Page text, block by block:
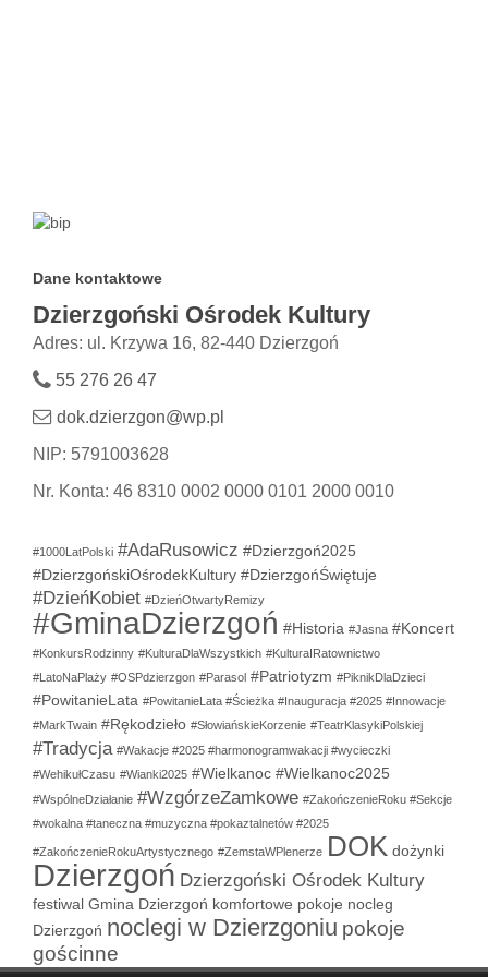
Dane kontaktowe
Dzierzgoński Ośrodek Kultury
Adres: ul. Krzywa 16, 82-440 Dzierzgoń
55 276 26 47
dok.dzierzgon@wp.pl
NIP: 5791003628
Nr. Konta: 46 8310 0002 0000 0101 2000 0010
#1000LatPolski #AdaRusowicz #Dzierzgoń2025
#DzierzgońskiOśrodekKultury #DzierzgońŚwiętuje
#DzieńKobiet #DzieńOtwartyRemizy
#GminaDzierzgoń #Historia #Jasna #Koncert
#KonkursRodzinny #KulturaDlaWszystkich #KulturaIRatownictwo
#LatoNaPlaży #OSPdzierzgon #Parasol #Patriotyzm #PiknikDlaDzieci
#PowitanieLata #PowitanieLata #Ścieżka #Inauguracja #2025 #Innowacje
#MarkTwain #Rękodzieło #SłowiańskieKorzenie #TeatrKlasykiPolskiej
#Tradycja #Wakacje #2025 #harmonogramwakacji #wycieczki
#WehikułCzasu #Wianki2025 #Wielkanoc #Wielkanoc2025
#WspólneDziałanie #WzgórzeZamkowe #ZakończenieRoku #Sekcje
#wokalna #taneczna #muzyczna #pokaztalnetów #2025
#ZakończenieRokuArtystycznego #ZemstaWPlenerze DOK dożynki
Dzierzgoń Dzierzgoński Ośrodek Kultury
festiwal Gmina Dzierzgoń komfortowe pokoje nocleg
Dzierzgoń noclegi w Dzierzgoniu pokoje
gościnne